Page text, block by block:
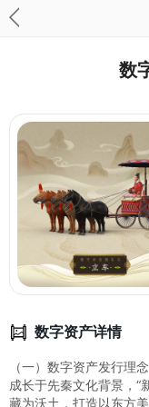
数
数字资产详情
（一）数字资产发行理念
成长于先秦文化背景，“
藏为沃土，打造以东方